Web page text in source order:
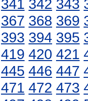
341 342 343
367 368 369
393 394 395
419 420 421
445 446 447
471 472 473